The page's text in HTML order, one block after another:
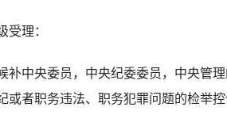
理：
央委员，中央纪委委员，中央管
者职务违法、职务犯罪问题的检举控